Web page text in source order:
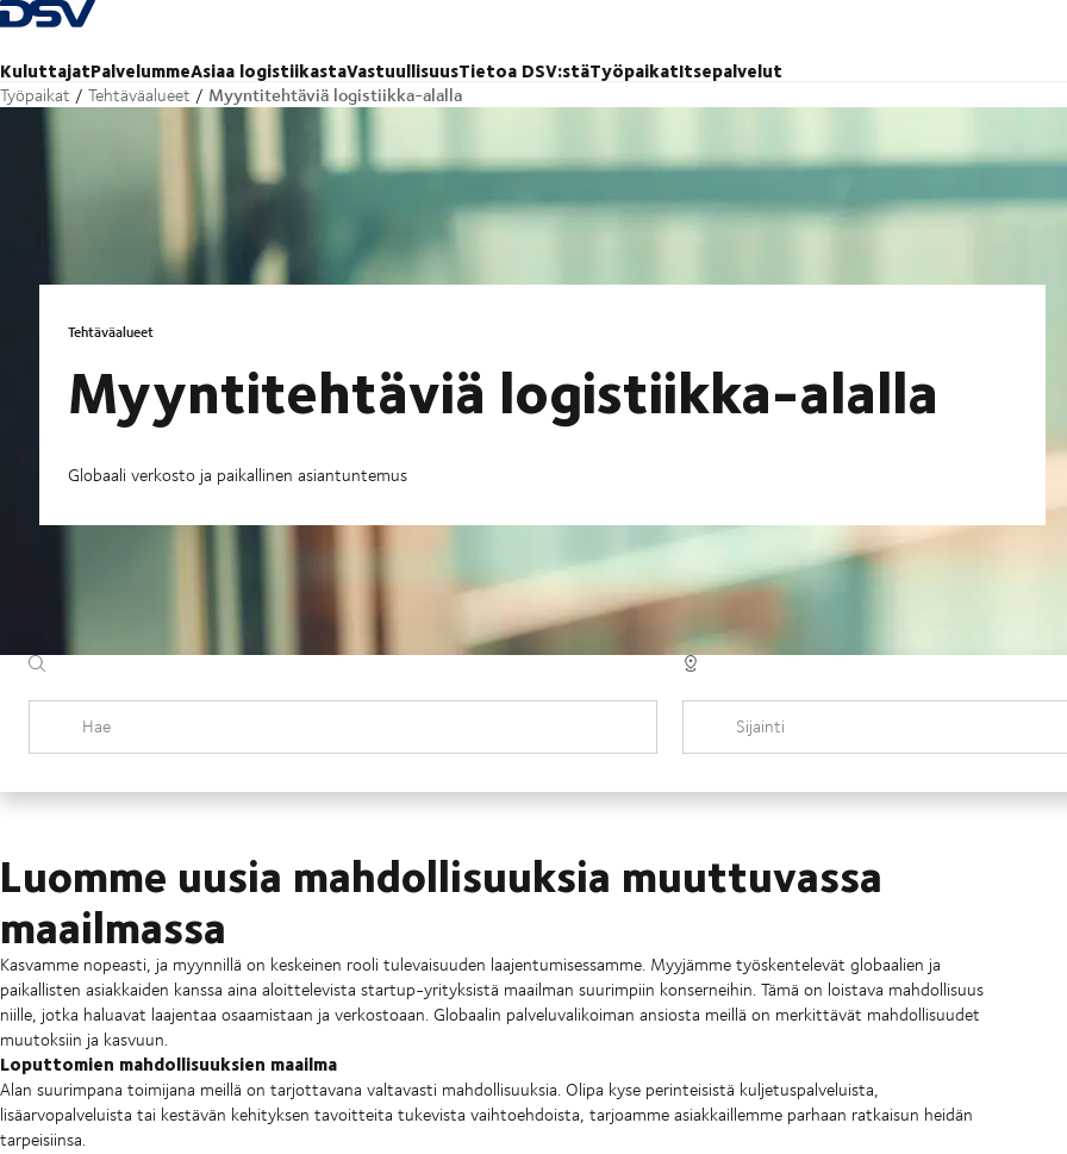
Takaisin kotisivulle
KuluttajatPalvelummeAsiaa logistiikastaVastuullisuusTietoa DSV:stäTyöpaikatItsepalvelut
Työpaikat Tehtäväalueet Myyntitehtäviä logistiikka-alalla
Tehtäväalueet
Myyntitehtäviä logistiikka-alalla
Globaali verkosto ja paikallinen asiantuntemus
Hae Sijainti
Luomme uusia mahdollisuuksia muuttuvassa
maailmassa
Kasvamme nopeasti, ja myynnillä on keskeinen rooli tulevaisuuden laajentumisessamme. Myyjämme työskentelevät globaalien ja
paikallisten asiakkaiden kanssa aina aloittelevista startup-yrityksistä maailman suurimpiin konserneihin. Tämä on loistava mahdollisuus
niille, jotka haluavat laajentaa osaamistaan ja verkostoaan. Globaalin palveluvalikoiman ansiosta meillä on merkittävät mahdollisuudet
muutoksiin ja kasvuun.
Loputtomien mahdollisuuksien maailma
Alan suurimpana toimijana meillä on tarjottavana valtavasti mahdollisuuksia. Olipa kyse perinteisistä kuljetuspalveluista,
lisäarvopalveluista tai kestävän kehityksen tavoitteita tukevista vaihtoehdoista, tarjoamme asiakkaillemme parhaan ratkaisun heidän
tarpeisiinsa.